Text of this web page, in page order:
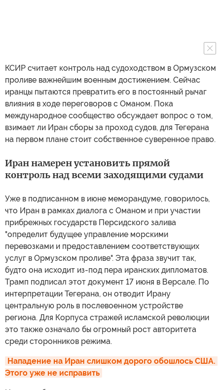
КСИР считает контроль над судоходством в Ормузском
проливе важнейшим военным достижением. Сейчас
иранцы пытаются превратить его в постоянный рычаг
влияния в ходе переговоров с Оманом. Пока
международное сообщество обсуждает вопрос о том,
взимает ли Иран сборы за проход судов, для Тегерана
на первом плане стоит собственное суверенное право.
Иран намерен установить прямой
контроль над всеми заходящими судами
Уже в подписанном в июне меморандуме, говорилось,
что Иран в рамках диалога с Оманом и при участии
прибрежных государств Персидского залива
"определит будущее управление морскими
перевозками и предоставлением соответствующих
услуг в Ормузском проливе". Эта фраза звучит так,
будто она исходит из-под пера иранских дипломатов.
Трамп подписал этот документ 17 июня в Версале. По
интерпретации Тегерана, он отводит Ирану
центральную роль в послевоенном устройстве
региона. Для Корпуса стражей исламской революции
это также означало бы огромный рост авторитета
среди сторонников режима.
Нападение на Иран слишком дорого обошлось США.
Этого уже не исправить